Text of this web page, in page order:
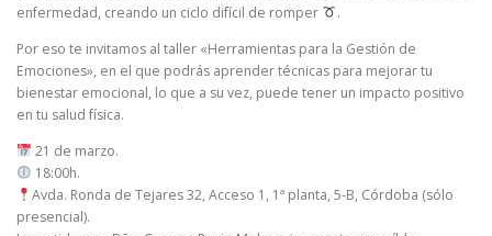
enfermedad, creando un ciclo difícil de romper
.
Por eso te invitamos al taller «Herramientas para la Gestión de
Emociones», en el que podrás aprender técnicas para mejorar tu
bienestar emocional, lo que a su vez, puede tener un impacto positivo
en tu salud física.
21 de marzo.
18:00h.
Avda. Ronda de Tejares 32, Acceso 1, 1ª planta, 5-B, Córdoba (sólo
presencial).